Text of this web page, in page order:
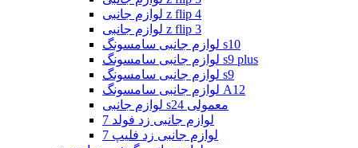
لوازم جانبی z flip 4
لوازم جانبی z flip 3
لوازم جانبی سامسونگ s10
لوازم جانبی سامسونگ s9 plus
لوازم جانبی سامسونگ s9
لوازم جانبی سامسونگ A12
لوازم جانبی s24 معمولی
لوازم جانبی زد فولد 7
لوازم جانبی زد فلیپ 7